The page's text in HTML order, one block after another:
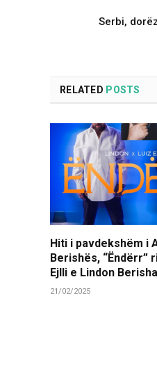
Serbi,
RELATED POSTS
Hiti i pavdekshëm i
Berishës, “Ëndërr”
Ejlli e Lindon Berisha
21/02/2025